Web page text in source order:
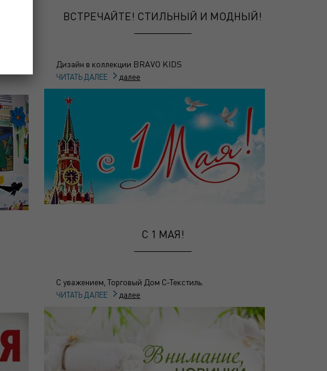
ВСТРЕЧАЙТЕ! СТИЛЬНЫЙ И МОДНЫЙ!
Дизайн в коллекции BRAVO KIDS
ЧИТАТЬ ДАЛЕЕ далее
С 1 МАЯ!
С уважением, Торговый Дом С-Текстиль.
ЧИТАТЬ ДАЛЕЕ далее